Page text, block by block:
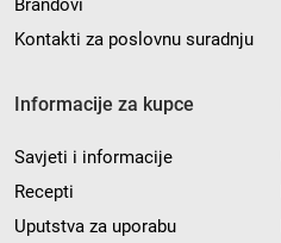
Brandovi
Kontakti za poslovnu suradnju
Informacije za kupce
Savjeti i informacije
Recepti
Uputstva za uporabu